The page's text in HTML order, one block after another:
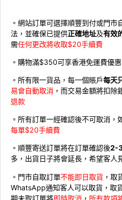
。網站訂單可選擇順豐到付或門
法，並確保已提供正確地址及有效
需任何更改將收取$20手續費
。購物滿$350可享香港免運費優
。所有限一貨品，每一個賬戶每天
易會自動取消 ，而交易金額將扣除
退款
。所有訂單一經確認後不可取消，
每單$20手續費
。順豐寄送訂單將在訂單確認後2-
多，出貨日子將會延長，希望客人
。門市自取訂單不能即日取貨 ，取
WhatsApp通知客人可以取貨，取
期未取訂單將即時取消 ， 所有款項